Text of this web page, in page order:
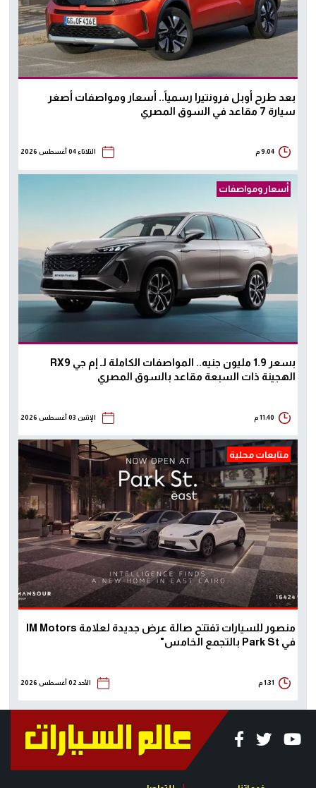
بعد طرح أوبل فرونتيرا رسمياً.. أسعار ومواصفات أصغر
سيارة 7 مقاعد في السوق المصري
9:04 م الثلاثاء 04 أغسطس 2026
أسعار ومواصفات
بسعر 1.9 مليون جنيه.. المواصفات الكاملة لـ إم جي RX9
الهجينة ذات السبعة مقاعد بالسوق المصري
11:40 م الإثنين 03 أغسطس 2026
متابعات محلية
منصور للسيارات تفتتح صالة عرض جديدة لعلامة IM Motors
في Park St بالتجمع الخامس"
1:31 م الأحد 02 أغسطس 2026